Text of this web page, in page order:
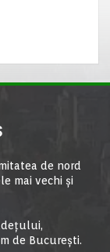
de nord
mai vechi şi
de Bucureşti.